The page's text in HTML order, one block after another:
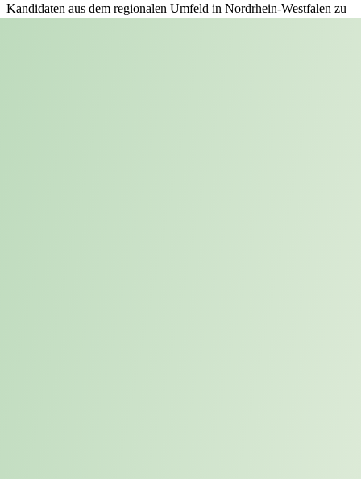
Kandidaten aus dem regionalen Umfeld in Nordrhein-Westfalen zu